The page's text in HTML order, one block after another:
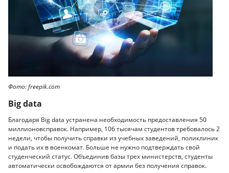
Фото: freepik.com
Big data
Благодаря Big data устранена необходимость предоставления 50
миллионовсправок. Например, 106 тысячам студентов требовалось 2
недели, чтобы получить справки из учебных заведений, поликлиник
и подать их в военкомат. Больше не нужно подтверждать свой
студенческий статус. Объединив базы трех министерств, студенты
автоматически освобождаются от армии без получения справок.